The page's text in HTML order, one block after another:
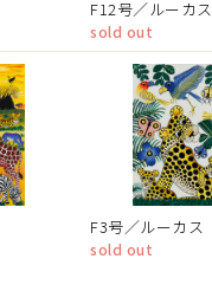
F12号／ルーカス
sold out
F3号／ルーカス
sold out